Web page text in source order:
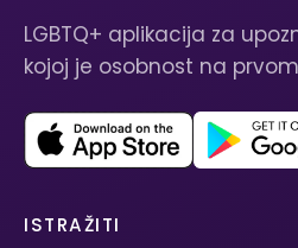
LGBTQ+ aplikacija za
kojoj je osobnost na
ISTRAŽITI